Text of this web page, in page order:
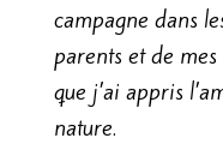
campagne dans
parents et de mes
que j’ai appris
nature.